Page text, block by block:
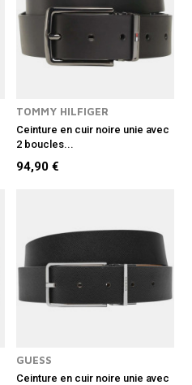
TOMMY HILFIGER
Ceinture en cuir noire unie avec
2 boucles...
94,90 €
GUESS
Ceinture en cuir noire unie avec